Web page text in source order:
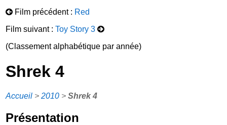
Film précédent : Red
Film suivant :Toy Story 3
(Classement alphabétique par année)
Shrek 4
Accueil >2010 >Shrek 4
Présentation